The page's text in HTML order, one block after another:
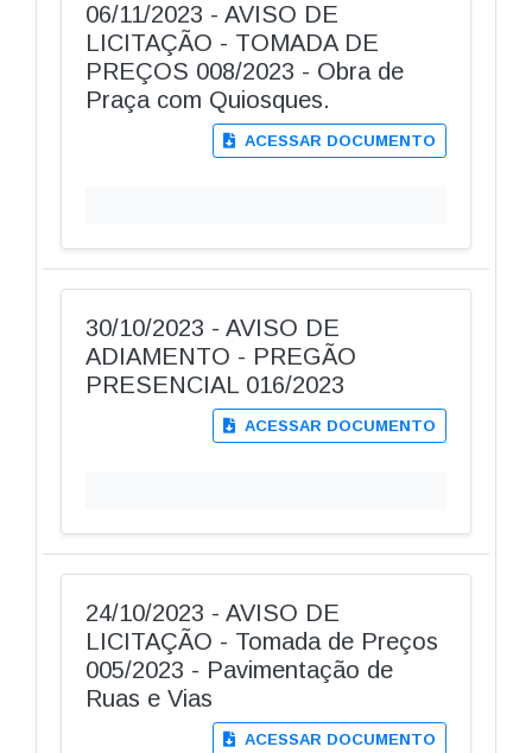
06/11/2023 - AVISO DE
LICITAÇÃO - TOMADA DE
PREÇOS 008/2023 - Obra de
Praça com Quiosques.
ACESSAR DOCUMENTO
30/10/2023 - AVISO DE
ADIAMENTO - PREGÃO
PRESENCIAL 016/2023
ACESSAR DOCUMENTO
24/10/2023 - AVISO DE
LICITAÇÃO - Tomada de Preços
005/2023 - Pavimentação de
Ruas e Vias
ACESSAR DOCUMENTO